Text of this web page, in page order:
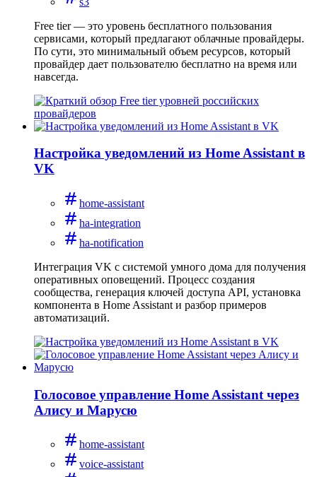
Free tier — это уровень бесплатного пользования
сервисами, который предлагают облачные провайдеры.
По сути, это минимальный объем ресурсов, который
провайдер дает пользователю бесплатно на время или
навсегда.
Настройка уведомлений из Home Assistant в
VK
home-assistant
ha-integration
ha-notification
Интеграция VK с системой умного дома для получения
оперативных оповещений. Процесс создания
сообщества, генерация ключей доступа API, установка
компонента в Home Assistant и разбор примеров
автоматизаций.
Голосовое управление Home Assistant через
Алису и Марусю
home-assistant
voice-assistant